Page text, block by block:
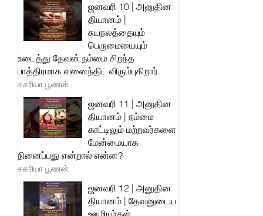
ஜனவரி 10 | அனுதின
தியானம் |
சுயநலத்தையும்
பெருமையையும்
உடைத்து தேவன் நம்மை சிறந்த
பாத்திரமாக வனைந்திட விரும்புகிறார்.
சகரியா பூணன்
ஜனவரி 11 | அனுதின
தியானம் | நம்மை
காட்டிலும் மற்றவர்களை
மேன்மையாக
நினைப்பது என்றால் என்ன?
சகரியா பூணன்
ஜனவரி 12 | அனுதின
தியானம் | தேவனுடைய
ஊழியர்கள்